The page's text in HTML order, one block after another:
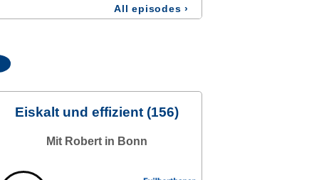
All episodes ›
Eiskalt und effizient (156)
Mit Robert in Bonn